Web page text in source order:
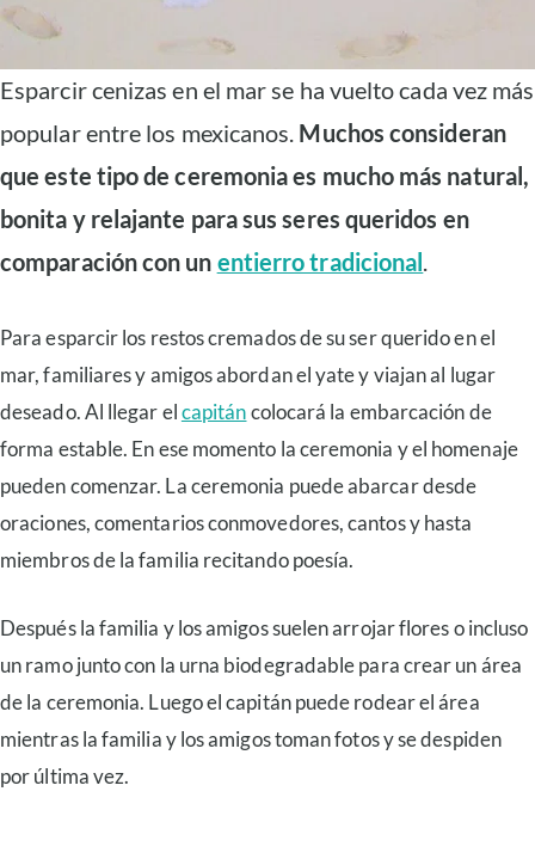
Esparcir cenizas en el mar se ha vuelto cada vez más
popular entre los mexicanos. Muchos consideran
que este tipo de ceremonia es mucho más natural,
bonita y relajante para sus seres queridos en
comparación con un entierro tradicional .
Para esparcir los restos cremados de su ser querido en el
mar, familiares y amigos abordan el yate y viajan al lugar
deseado. Al llegar elcapitáncolocará la embarcación de
forma estable. En ese momento la ceremonia y el homenaje
pueden comenzar. La ceremonia puede abarcar desde
oraciones, comentarios conmovedores, cantos y hasta
miembros de la familia recitando poesía.
Después la familia y los amigos suelen arrojar flores o incluso
un ramo junto con la urna biodegradable para crear un área
de la ceremonia. Luego el capitán puede rodear el área
mientras la familia y los amigos toman fotos y se despiden
por última vez.